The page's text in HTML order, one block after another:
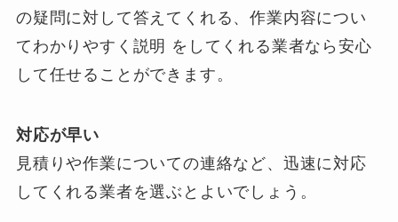
の疑問に対して答えてくれる、作業内容につい
てわかりやすく説明 をしてくれる業者なら安心
して任せることができます。
対応が早い
見積りや作業についての連絡など、迅速に対応
してくれる業者を選ぶとよいでしょう。